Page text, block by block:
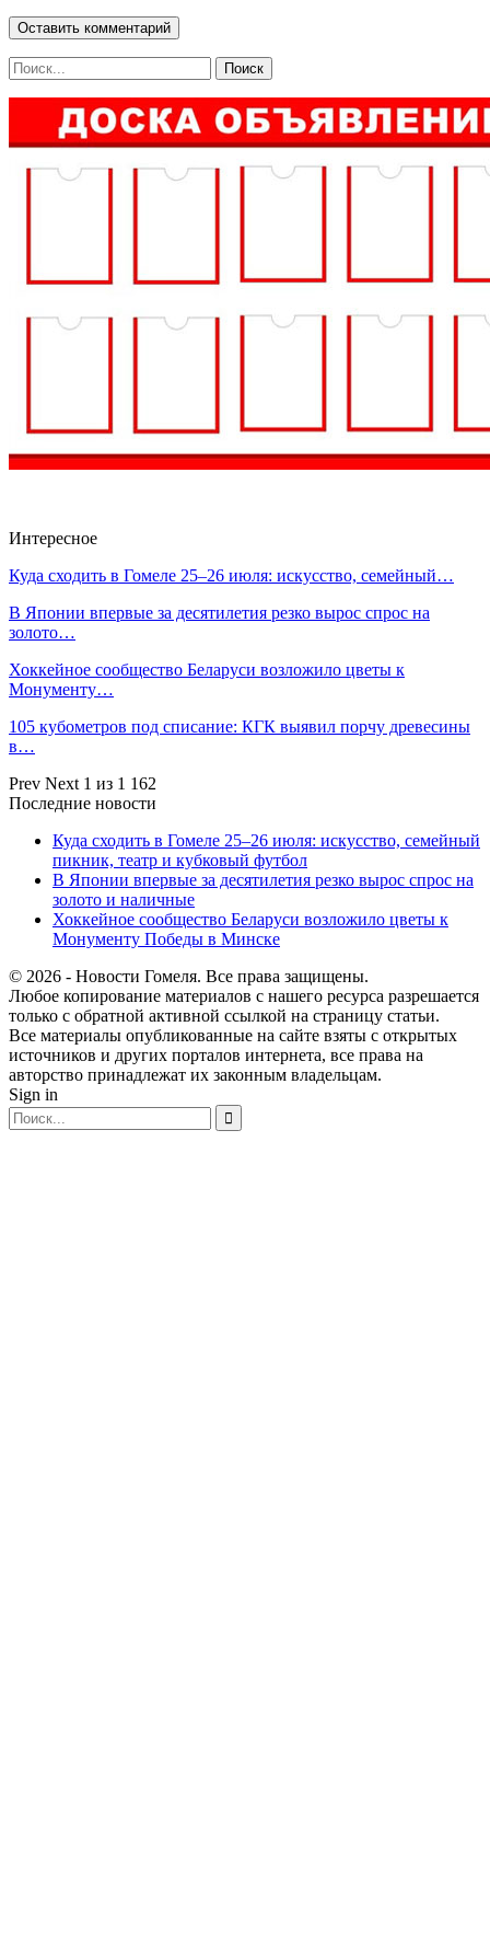
Интересное
Куда сходить в Гомеле 25–26 июля: искусство, семейный…
В Японии впервые за десятилетия резко вырос спрос на
золото…
Хоккейное сообщество Беларуси возложило цветы к
Монументу…
105 кубометров под списание: КГК выявил порчу древесины
в…
Prev Next 1 из 1 162
Последние новости
Куда сходить в Гомеле 25–26 июля: искусство, семейный
пикник, театр и кубковый футбол
В Японии впервые за десятилетия резко вырос спрос на
золото и наличные
Хоккейное сообщество Беларуси возложило цветы к
Монументу Победы в Минске
© 2026 - Новости Гомеля. Все права защищены.
Любое копирование материалов с нашего ресурса разрешается
только с обратной активной ссылкой на страницу статьи.
Все материалы опубликованные на сайте взяты с открытых
источников и других порталов интернета, все права на
авторство принадлежат их законным владельцам.
Sign in